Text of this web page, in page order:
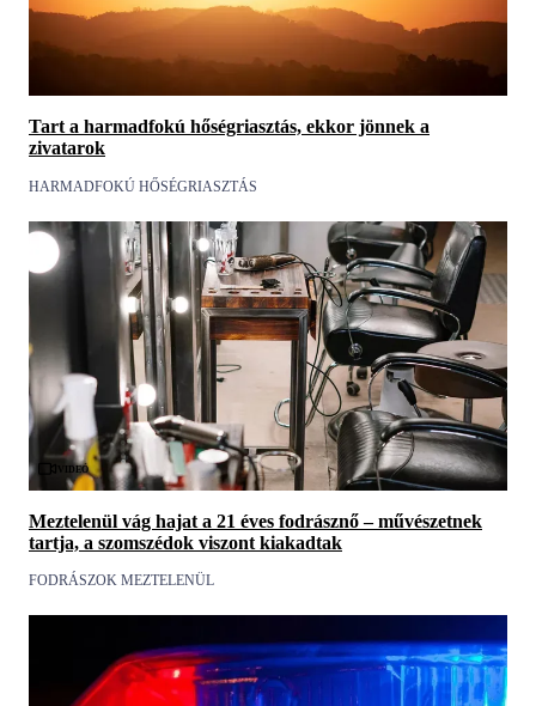
Tart a harmadfokú hőségriasztás, ekkor jönnek a
zivatarok
HARMADFOKÚ HŐSÉGRIASZTÁS
Videó
Meztelenül vág hajat a 21 éves fodrásznő – művészetnek
tartja, a szomszédok viszont kiakadtak
FODRÁSZOK MEZTELENÜL